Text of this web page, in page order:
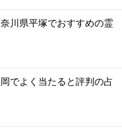
川県平塚でおすすめの霊
でよく当たると評判の占